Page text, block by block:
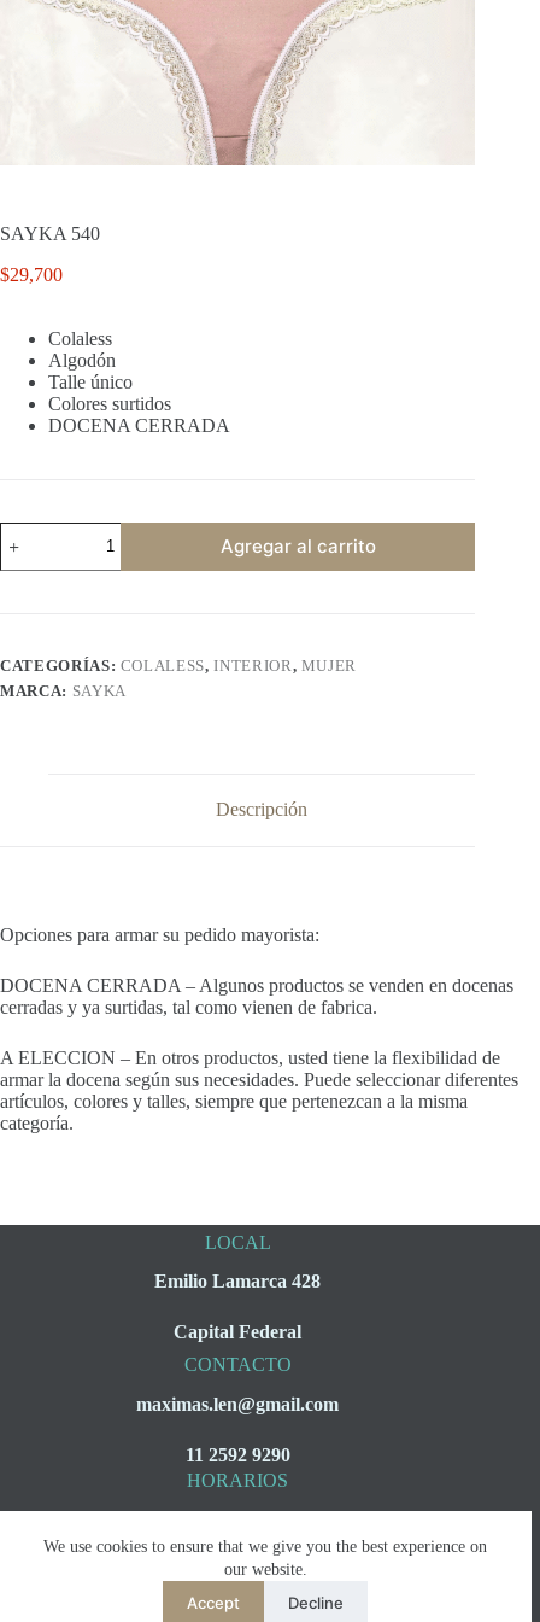
We use cookies to ensure that we give you the best experience on
our website.
Accept Decline
SAYKA 540
$29,700
Colaless
Algodón
Talle único
Colores surtidos
DOCENA CERRADA
SAYKA
540
cantidad
Agregar al carrito
CATEGORÍAS: COLALESS,INTERIOR, MUJER
MARCA: SAYKA
Descripción
Opciones para armar su pedido mayorista:
DOCENA CERRADA – Algunos productos se venden en docenas
cerradas y ya surtidas, tal como vienen de fabrica.
A ELECCION – En otros productos, usted tiene la flexibilidad de
armar la docena según sus necesidades. Puede seleccionar diferentes
artículos, colores y talles, siempre que pertenezcan a la misma
categoría.
LOCAL
Emilio Lamarca 428
Capital Federal
CONTACTO
maximas.len@gmail.com
11 2592 9290
HORARIOS
08:00 a 16:00